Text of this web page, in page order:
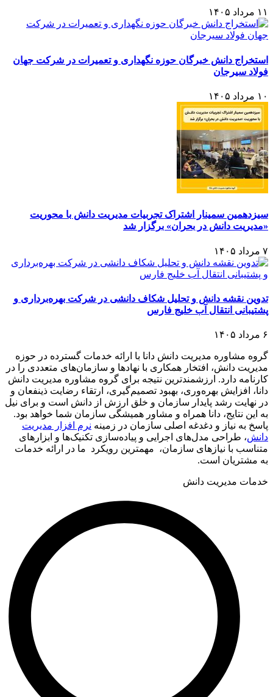
۱۱ مرداد ۱۴۰۵
استخراج دانش خبرگان حوزه نگهداری و تعمیرات در شرکت جهان
فولاد سیرجان
۱۰ مرداد ۱۴۰۵
سیزدهمین سمینار اشتراک تجربیات مدیریت دانش با محوریت
«مدیریت دانش در بحران» برگزار شد
۷ مرداد ۱۴۰۵
تدوین نقشه دانش و تحلیل شکاف دانشی در شرکت بهره‌برداری و
پشتیبانی انتقال آب خلیج فارس
۶ مرداد ۱۴۰۵
گروه مشاوره مدیریت دانش دانا با ارائه خدمات گسترده در حوزه
مدیریت دانش، افتخار همکاری با نهادها و سازمان‌های متعددی را در
کارنامه دارد. ارزشمندترین نتیجه برای گروه مشاوره مدیریت دانش
دانا، افزایش بهره‌وری، بهبود تصمیم‌گیری، ارتقاء رضایت ذینفعان و
در نهایت رشد پایدار سازمان و خلق ارزش از دانش است و برای نیل
به این نتایج، دانا همراه و مشاور همیشگی سازمان شما خواهد بود.
پاسخ به نیاز و دغدغه اصلی سازمان در زمینه نرم افزار مدیریت
دانش، طراحی مدل‌های اجرایی و پیاده‌سازی تکنیک‌ها و ابزارهای
متناسب با نیازهای سازمان، مهمترین رویکرد ما در ارائه خدمات
به مشتریان است.
خدمات مدیریت دانش